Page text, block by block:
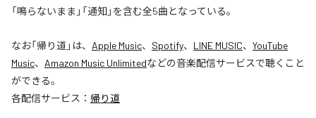
「鳴らないまま」「通知」を含む全5曲となっている。
なお「帰り道」は、 Apple Music、 Spotify、 LINE MUSIC、 YouTube
Music、 Amazon Music Unlimitedなどの音楽配信サービスで聴くこと
ができる。
各配信サービス： 帰り道